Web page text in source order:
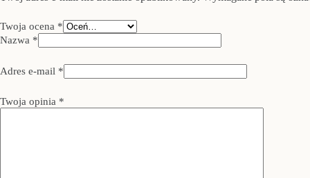
Twoja ocena *
Nazwa *
Adres e-mail *
Twoja opinia *